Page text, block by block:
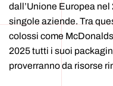
dall’Unione Europea
singole aziende. Tra
colossi come
2025 tutti i suoi
proverranno da risorse